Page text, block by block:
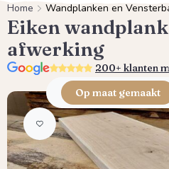
Home Wandplanken en
Eiken
afwerking
5.0 200+ klanten
Afbeeldingengalerij overslaan
Op maat gemaakt